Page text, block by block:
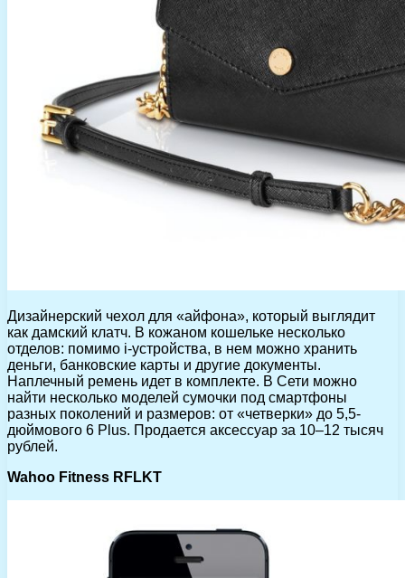
Дизайнерский чехол для «айфона», который выглядит
как дамский клатч. В кожаном кошельке несколько
отделов: помимо i-устройства, в нем можно хранить
деньги, банковские карты и другие документы.
Наплечный ремень идет в комплекте. В Сети можно
найти несколько моделей сумочки под смартфоны
разных поколений и размеров: от «четверки» до 5,5-
дюймового 6 Plus. Продается аксессуар за 10–12 тысяч
рублей.
Wahoo Fitness RFLKT